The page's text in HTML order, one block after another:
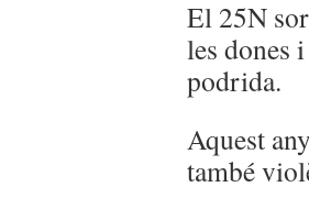
El 25N
les dones
podrida.
Aquest
també